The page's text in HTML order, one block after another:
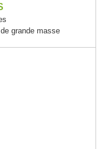
grande masse